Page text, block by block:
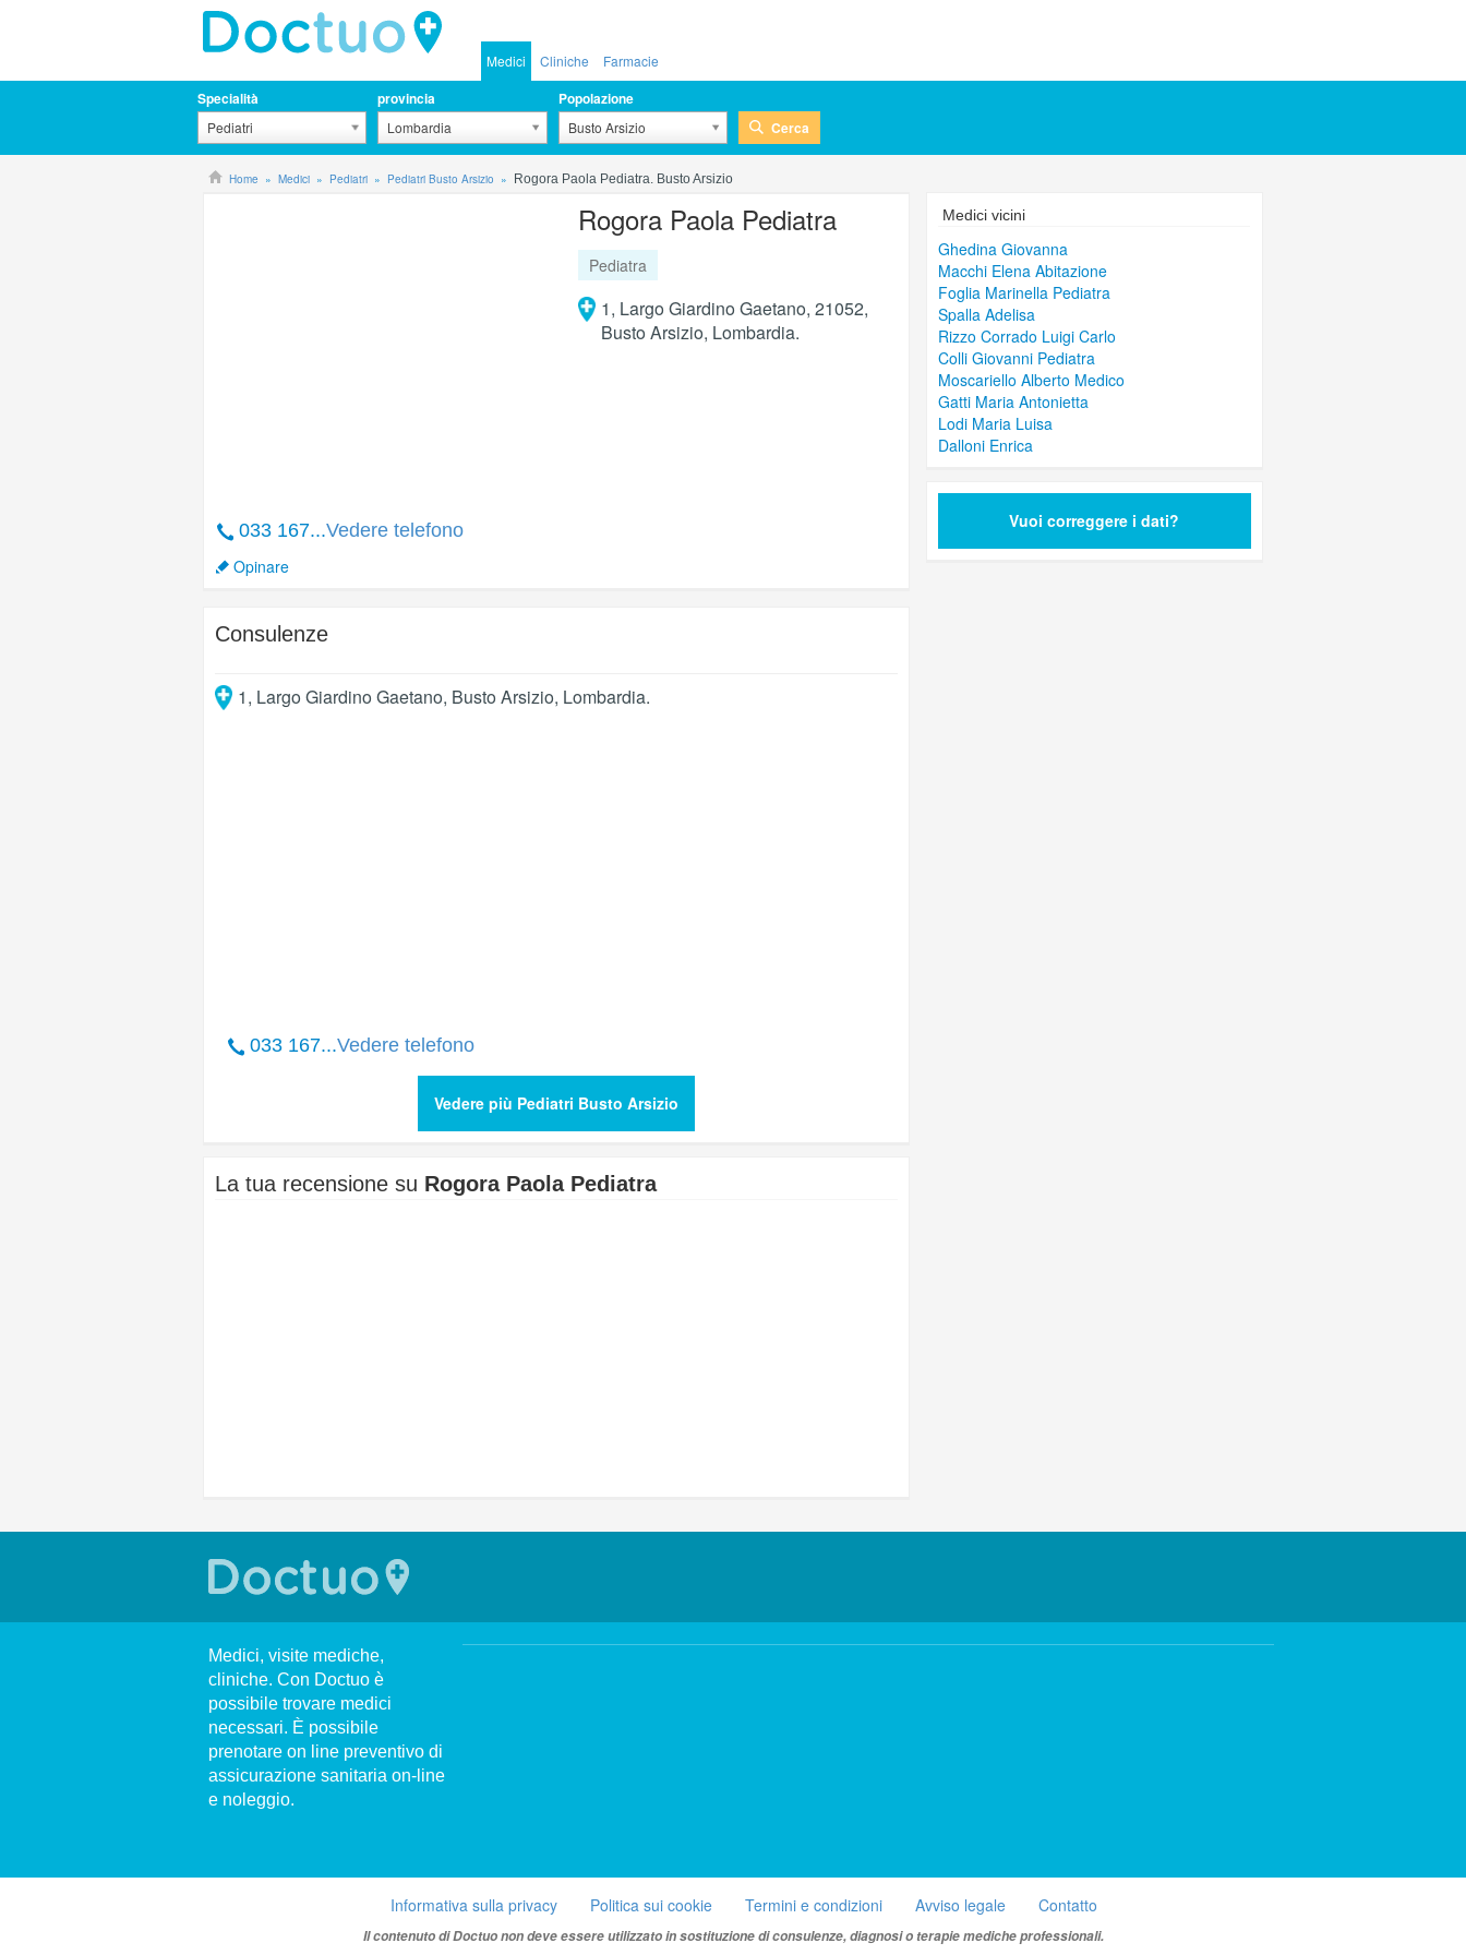
Medici Cliniche Farmacie
Specialità
Pediatri
provincia
Lombardia
Popolazione
Busto Arsizio Cerca
Home Medici Pediatri Pediatri Busto Arsizio Rogora Paola Pediatra. Busto Arsizio
033 167...Vedere telefono
Opinare
Rogora Paola Pediatra
Pediatra
1, Largo Giardino Gaetano, 21052,
Busto Arsizio, Lombardia.
Consulenze
1, Largo Giardino Gaetano, Busto Arsizio, Lombardia.
033 167...Vedere telefono
Vedere più Pediatri Busto Arsizio
La tua recensione su Rogora Paola Pediatra
Medici vicini
Ghedina Giovanna
Macchi Elena Abitazione
Foglia Marinella Pediatra
Spalla Adelisa
Rizzo Corrado Luigi Carlo
Colli Giovanni Pediatra
Moscariello Alberto Medico
Gatti Maria Antonietta
Lodi Maria Luisa
Dalloni Enrica
Vuoi correggere i dati?
Medici, visite mediche,
cliniche. Con Doctuo è
possibile trovare medici
necessari. È possibile
prenotare on line preventivo di
assicurazione sanitaria on-line
e noleggio.
Informativa sulla privacy Politica sui cookie Termini e condizioni Avviso legale Contatto
Il contenuto di Doctuo non deve essere utilizzato in sostituzione di consulenze, diagnosi o terapie mediche professionali.